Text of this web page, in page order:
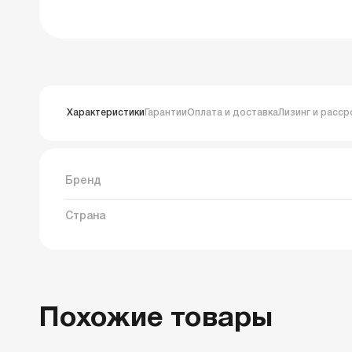
Характеристики ГарантииОплата и доставкаЛизинг и
Бренд
Страна
Похожие товары